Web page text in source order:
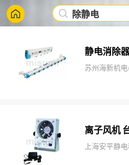
除静电
静电消除
苏州海新机
离子风机
上海安平静